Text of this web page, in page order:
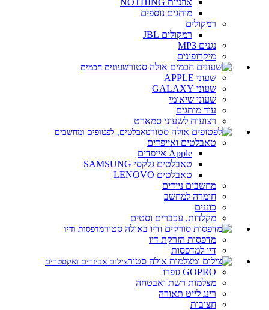
אוזניות NOTHING
מותגים נוספים
רמקולים
רמקולים JBL
נגנים MP3
מיקרופונים
שעונים חכמים
שעוני APPLE
שעוני GALAXY
שעוני שיאומי
עוד מותגים
רצועות לשעוני סמארט
טאבלטים, לפטופים ומחשבים
טאבלטים ואייפדים
Apple אייפדים
טאבלטים גלקסי SAMSUNG
טאבלטים LENOVO
מחשבים ניידים
חומרה למחשב
כוננים
מקלדות, עכברים וסטים
מדפסות ודיו
מדפסות הזרקת דיו
דיו למדפסות
צילום אביזרים ואקסטרים
GOPRO גופרו
מצלמות רשת ואבטחה
רינג לייט תאורה
חצובות